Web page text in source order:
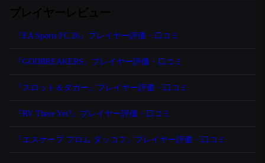
『EA Sports FC 26』プレイヤー評価・口コミ
『GODBREAKERS』プレイヤー評価・口コミ
『スロット＆ダガー』プレイヤー評価・口コミ
『RV There Yet?』プレイヤー評価・口コミ
『エスケープ フロム ダッコフ』プレイヤー評価・口コミ